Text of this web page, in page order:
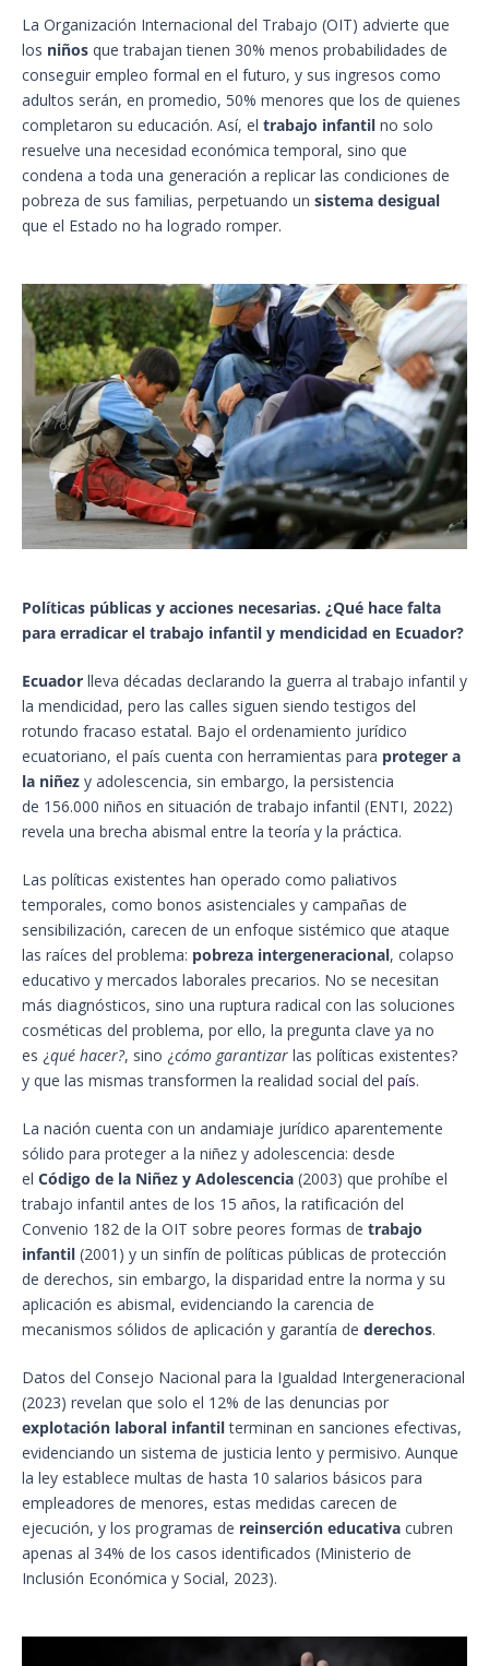
La Organización Internacional del Trabajo (OIT) advierte que
los niños que trabajan tienen 30% menos probabilidades de
conseguir empleo formal en el futuro, y sus ingresos como
adultos serán, en promedio, 50% menores que los de quienes
completaron su educación. Así, el trabajo infantil no solo
resuelve una necesidad económica temporal, sino que
condena a toda una generación a replicar las condiciones de
pobreza de sus familias, perpetuando un sistema desigual
que el Estado no ha logrado romper.
Políticas públicas y acciones necesarias. ¿Qué hace falta
para erradicar el trabajo infantil y mendicidad en Ecuador?
Ecuador lleva décadas declarando la guerra al trabajo infantil y
la mendicidad, pero las calles siguen siendo testigos del
rotundo fracaso estatal. Bajo el ordenamiento jurídico
ecuatoriano, el país cuenta con herramientas para proteger a
la niñez y adolescencia, sin embargo, la persistencia
de 156.000 niños en situación de trabajo infantil (ENTI, 2022)
revela una brecha abismal entre la teoría y la práctica.
Las políticas existentes han operado como paliativos
temporales, como bonos asistenciales y campañas de
sensibilización, carecen de un enfoque sistémico que ataque
las raíces del problema: pobreza intergeneracional, colapso
educativo y mercados laborales precarios. No se necesitan
más diagnósticos, sino una ruptura radical con las soluciones
cosméticas del problema, por ello, la pregunta clave ya no
es ¿qué hacer?, sino ¿cómo garantizar las políticas existentes?
y que las mismas transformen la realidad social del país.
La nación cuenta con un andamiaje jurídico aparentemente
sólido para proteger a la niñez y adolescencia: desde
el Código de la Niñez y Adolescencia (2003) que prohíbe el
trabajo infantil antes de los 15 años, la ratificación del
Convenio 182 de la OIT sobre peores formas de trabajo
infantil (2001) y un sinfín de políticas públicas de protección
de derechos, sin embargo, la disparidad entre la norma y su
aplicación es abismal, evidenciando la carencia de
mecanismos sólidos de aplicación y garantía de derechos.
Datos del Consejo Nacional para la Igualdad Intergeneracional
(2023) revelan que solo el 12% de las denuncias por
explotación laboral infantilterminan en sanciones efectivas,
evidenciando un sistema de justicia lento y permisivo. Aunque
la ley establece multas de hasta 10 salarios básicos para
empleadores de menores, estas medidas carecen de
ejecución, y los programas de reinserción educativa cubren
apenas al 34% de los casos identificados (Ministerio de
Inclusión Económica y Social, 2023).